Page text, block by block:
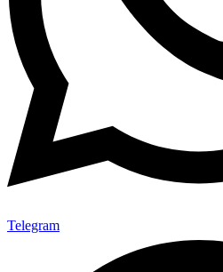
Telegram